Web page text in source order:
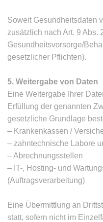
Soweit Gesundheitsdaten
zusätzlich nach Art. 9 Abs.
Gesundheitsvorsorge/
gesetzlicher Pflichten).
5. Weitergabe von Daten
Eine Weitergabe Ihrer
Erfüllung der genannten
gesetzliche Grundlage
– Krankenkassen /
– zahntechnische Labore
– Abrechnungsstellen
– IT-, Hosting- und
(Auftragsverarbeitung)
Eine Übermittlung an
statt, sofern nicht im